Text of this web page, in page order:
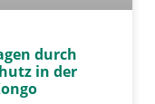
durch
in der